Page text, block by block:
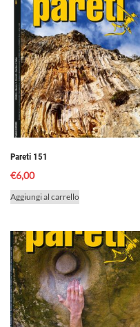
Pareti 151
€6,00
Aggiungi al carrello